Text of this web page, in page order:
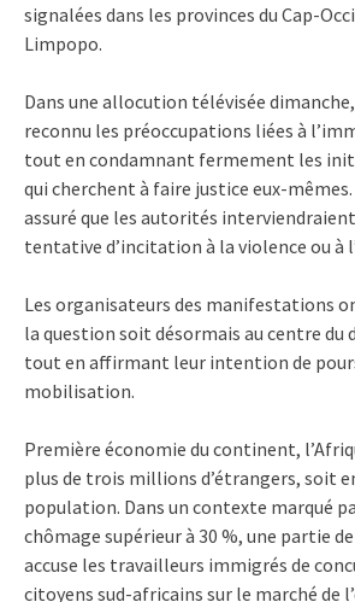
signalées dans les provinces du Cap-
Limpopo.
Dans une allocution télévisée
reconnu les préoccupations liées à
tout en condamnant fermement les
qui cherchent à faire justice eux-mêmes.
assuré que les autorités
tentative d’incitation à la violence ou à
Les organisateurs des manifestations
la question soit désormais au centre du
tout en affirmant leur intention de
mobilisation.
Première économie du continent,
plus de trois millions d’étrangers, soit
population. Dans un contexte marqué
chômage supérieur à 30 %, une partie
accuse les travailleurs immigrés de
citoyens sud-africains sur le marché de